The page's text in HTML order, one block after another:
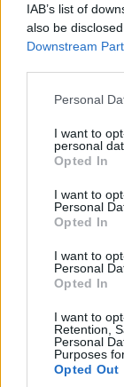
IAB’s list of
also be
Downstream
Please note
not limited to
grant or deny
use your data
consent section.
Personal
I want to
personal
Opted In
I want to
Personal
Opted In
I want to
Personal
Opted In
I want to
Retention,
Personal
Purposes
Opted Out
Erre nevetett.
„Te mindig azt
„Mert általában
A tenyeremet a
„Fogadalmat
A kezem akkor
visszatenni a
Visszanyúltam a
Egy vastagabb